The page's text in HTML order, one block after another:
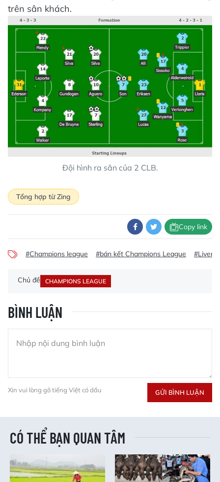
trên sân khách.
Đội hình ra sân của 2 CLB.
Tổng hợp từ Zing
Copy link
#Champions league #bán kết Champions League
Chủ đề CHAMPIONS LEAGUE
BÌNH LUẬN
Xin vui lòng gõ tiếng Việt có dấu GỬI BÌNH LUẬN
CÓ THỂ BẠN QUAN TÂM